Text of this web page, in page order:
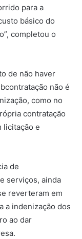
para a
básico do
completou o
de não haver
não é
como no
contratação
licitação e
de
serviços, ainda
reverteram em
a indenização dos
ao dar